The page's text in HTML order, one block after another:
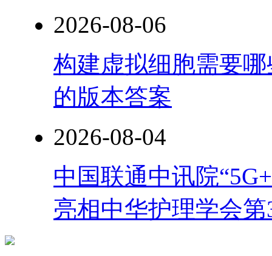
2026-08-06
构建虚拟细胞需要
的版本答案
2026-08-04
中国联通中讯院
亮相中华护理学会